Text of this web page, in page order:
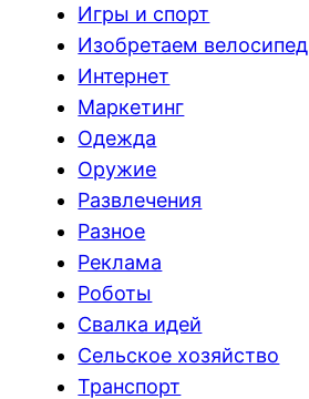
Игры и спорт
Изобретаем велосипед
Интернет
Маркетинг
Одежда
Оружие
Развлечения
Разное
Реклама
Роботы
Свалка идей
Сельское хозяйство
Транспорт